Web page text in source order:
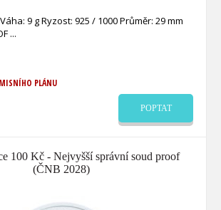
9 g Ryzost: 925 / 1000 Průměr: 29 mm
PLÁNU
POPTAT
100 Kč - Nejvyšší správní soud proof
(ČNB 2028)